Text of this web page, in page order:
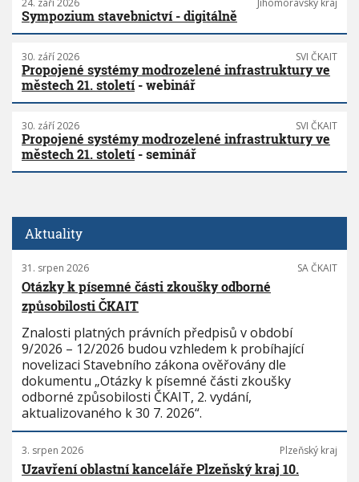
24. září 2026 Jihomoravský kraj
Sympozium stavebnictví - digitálně
30. září 2026 SVI ČKAIT
Propojené systémy modrozelené infrastruktury ve
městech 21. století- webinář
30. září 2026 SVI ČKAIT
Propojené systémy modrozelené infrastruktury ve
městech 21. století- seminář
Aktuality
31. srpen 2026 SA ČKAIT
Otázky k písemné části zkoušky odborné
způsobilosti ČKAIT
Znalosti platných právních předpisů v období
9/2026 – 12/2026 budou vzhledem k probíhající
novelizaci Stavebního zákona ověřovány dle
dokumentu „Otázky k písemné části zkoušky
odborné způsobilosti ČKAIT, 2. vydání,
aktualizovaného k 30 7. 2026“.
3. srpen 2026 Plzeňský kraj
Uzavření oblastní kanceláře Plzeňský kraj 10.